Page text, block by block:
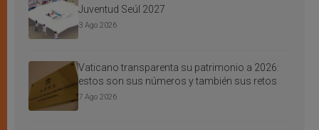
Juventud Seúl 2027
3 Ago 2026
Vaticano transparenta su patrimonio a 2026:
estos son sus números y también sus retos
7 Ago 2026